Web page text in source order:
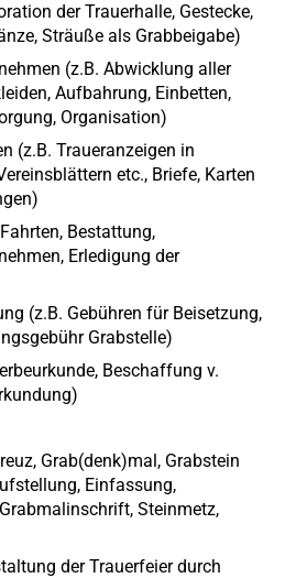
der Trauerhalle, Gestecke,
Sträuße als Grabbeigabe)
(z.B. Abwicklung aller
Aufbahrung, Einbetten,
Organisation)
(z.B. Traueranzeigen in
etc., Briefe, Karten
Bestattung,
Erledigung der
(z.B. Gebühren für Beisetzung,
Grabstelle)
Beschaffung v.
Grab(denk)mal, Grabstein
Einfassung,
Steinmetz,
der Trauerfeier durch